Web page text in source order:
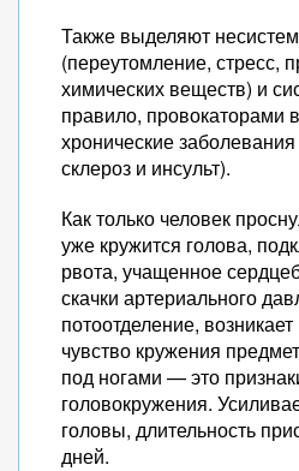
Также выделяют
(переутомление, стресс,
химических веществ) и
правило, провокаторами
хронические
склероз и инсульт).
Как только человек
уже кружится голова,
рвота, учащенное
скачки артериального
потоотделение,
чувство кружения
под ногами — это
головокружения.
головы, длительность
дней.